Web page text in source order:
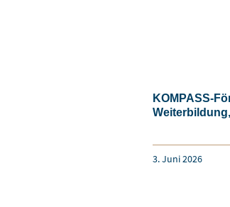
KOMPASS-
3. Juni 2026